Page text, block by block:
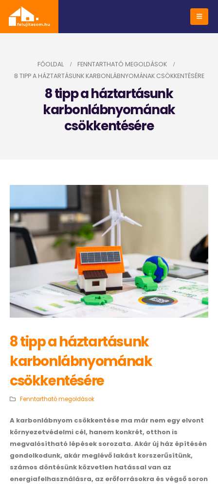
FŐOLDAL
FENNTARTHATÓ MEGOLDÁSOK
8 TIPP A HÁZTARTÁSUNK KARBONLÁBNYOMÁNAK CSÖKKENTÉSÉRE
8 tipp a háztartásunk
karbonlábnyomának
csökkentésére
8 tipp a háztartásunk
karbonlábnyomának
csökkentésére
Fenntartható megoldások
A karbonlábnyom csökkentése ma már nem egy elvont
környezetvédelmi cél, hanem konkrét, otthon is
megvalósítható lépések sorozata. Akár új ház építésén
gondolkodunk, akár meglévő lakást korszerűsítünk,
számos döntésünk közvetlen hatással van az
energiafelhasználásra, az erőforrásokra és végső soron